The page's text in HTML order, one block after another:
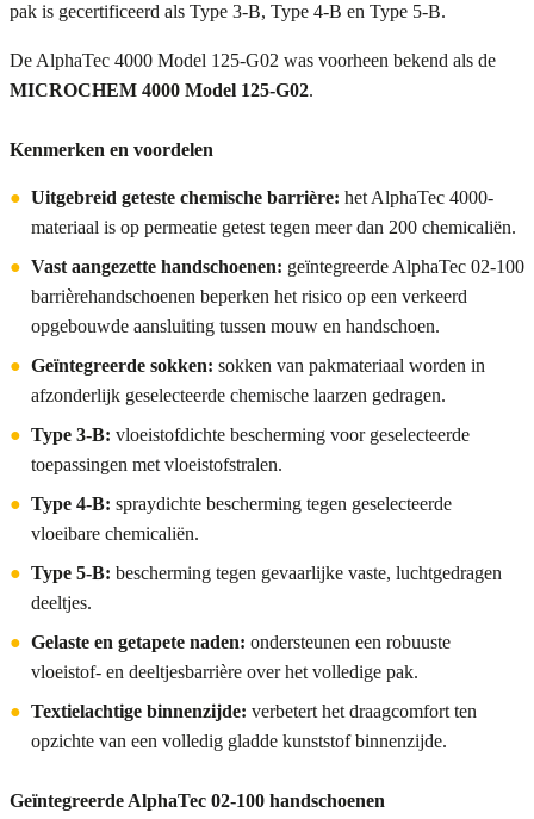
pak is gecertificeerd als Type 3-B, Type 4-B en Type 5-B.
De AlphaTec 4000 Model 125-G02 was voorheen bekend als de
MICROCHEM 4000 Model 125-G02.
Kenmerken en voordelen
● Uitgebreid geteste chemische barrière: het AlphaTec 4000-
materiaal is op permeatie getest tegen meer dan 200 chemicaliën.
● Vast aangezette handschoenen: geïntegreerde AlphaTec 02-100
barrièrehandschoenen beperken het risico op een verkeerd
opgebouwde aansluiting tussen mouw en handschoen.
● Geïntegreerde sokken: sokken van pakmateriaal worden in
afzonderlijk geselecteerde chemische laarzen gedragen.
● Type 3-B: vloeistofdichte bescherming voor geselecteerde
toepassingen met vloeistofstralen.
● Type 4-B: spraydichte bescherming tegen geselecteerde
vloeibare chemicaliën.
● Type 5-B: bescherming tegen gevaarlijke vaste, luchtgedragen
deeltjes.
● Gelaste en getapete naden: ondersteunen een robuuste
vloeistof- en deeltjesbarrière over het volledige pak.
● Textielachtige binnenzijde: verbetert het draagcomfort ten
opzichte van een volledig gladde kunststof binnenzijde.
Geïntegreerde AlphaTec 02-100 handschoenen